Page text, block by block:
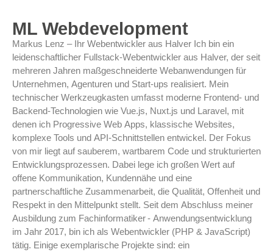
ML Webdevelopment
Markus Lenz – Ihr Webentwickler aus Halver Ich bin ein
leidenschaftlicher Fullstack-Webentwickler aus Halver, der seit
mehreren Jahren maßgeschneiderte Webanwendungen für
Unternehmen, Agenturen und Start-ups realisiert. Mein
technischer Werkzeugkasten umfasst moderne Frontend- und
Backend-Technologien wie Vue.js, Nuxt.js und Laravel, mit
denen ich Progressive Web Apps, klassische Websites,
komplexe Tools und API-Schnittstellen entwickel. Der Fokus
von mir liegt auf sauberem, wartbarem Code und strukturierten
Entwicklungsprozessen. Dabei lege ich großen Wert auf
offene Kommunikation, Kundennähe und eine
partnerschaftliche Zusammenarbeit, die Qualität, Offenheit und
Respekt in den Mittelpunkt stellt. Seit dem Abschluss meiner
Ausbildung zum Fachinformatiker - Anwendungsentwicklung
im Jahr 2017, bin ich als Webentwickler (PHP & JavaScript)
tätig. Einige exemplarische Projekte sind: ein